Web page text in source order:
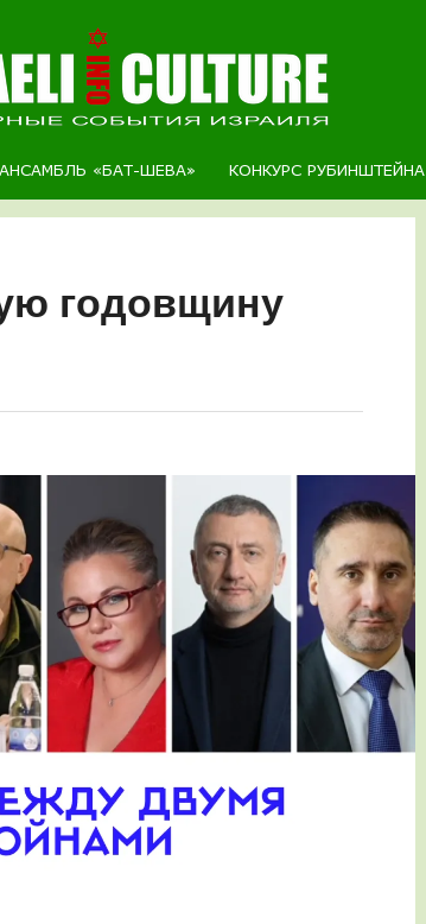
АНСАМБЛЬ «БАТ-ШЕВА» КОНКУРС РУБИНШТЕЙНА
годовщину